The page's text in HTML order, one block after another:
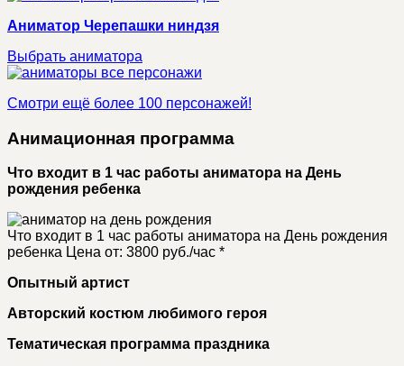
Аниматор Черепашки ниндзя
Выбрать аниматора
Смотри ещё более 100 персонажей!
Анимационная программа
Что входит в 1 час работы аниматора на День
рождения ребенка
Что входит в 1 час работы аниматора на День рождения
ребенка Цена от: 3800 руб./час *
Опытный артист
Авторский костюм любимого героя
Тематическая программа праздника